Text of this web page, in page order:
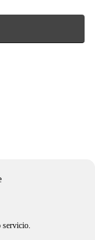
servicio.